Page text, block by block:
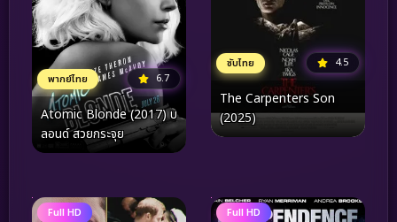
พากย์ไทย 6.7
Atomic Blonde (2017) บ
ลอนด์ สวยกระจุย
ซับไทย 4.5
The Carpenters Son
(2025)
Full HD Full HD